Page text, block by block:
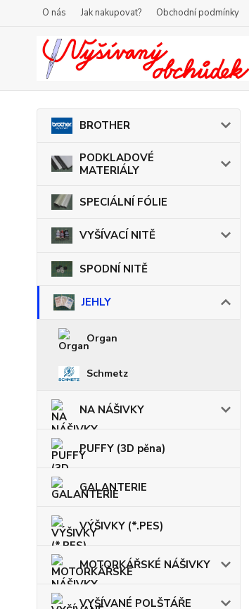
O nás Jak nakupovat? Obchodní podmínky
BROTHER
PODKLADOVÉ
MATERIÁLY
SPECIÁLNÍ FÓLIE
VYŠÍVACÍ NITĚ
SPODNÍ NITĚ
JEHLY
Organ
Schmetz
NA NÁŠIVKY
PUFFY (3D pěna)
GALANTERIE
VÝŠIVKY (*.PES)
MOTORKÁŘSKÉ NÁŠIVKY
VYŠÍVANÉ POLŠTÁŘE